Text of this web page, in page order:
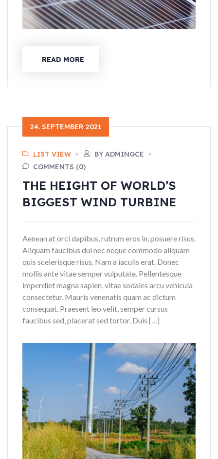
READ MORE
24. SEPTEMBER 2021
LIST VIEW
BY ADMINGCE
COMMENTS (0)
THE HEIGHT OF WORLD’S
BIGGEST WIND TURBINE
Aenean at orci dapibus, rutrum eros in, posuere risus.
Aliquam faucibus dui nec neque commodo aliquam
quis scelerisque risus. Nam a iaculis erat. Donec
mollis ante vitae semper vulputate. Pellentesque
imperdiet magna sapien, vitae sodales arcu vehicula
consectetur. Mauris venenatis quam ac dictum
consequat. Praesent leo velit, semper cursus
faucibus sed, placerat sed tortor. Duis […]